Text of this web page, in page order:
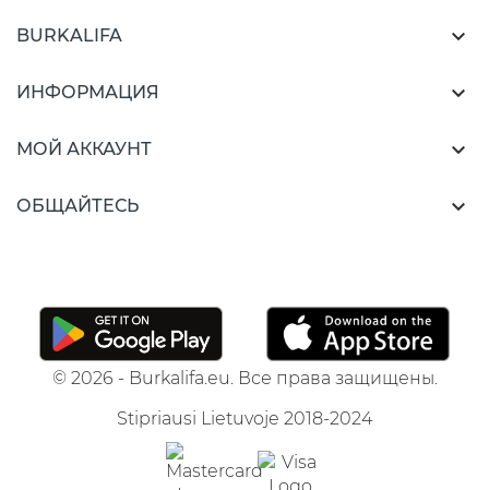
BURKALIFA 
ИНФОРМАЦИЯ 
МОЙ АККАУНТ 
ОБЩАЙТЕСЬ 
© 2026 - Burkalifa.eu. Все права защищены.
Stipriausi Lietuvoje 2018-2024